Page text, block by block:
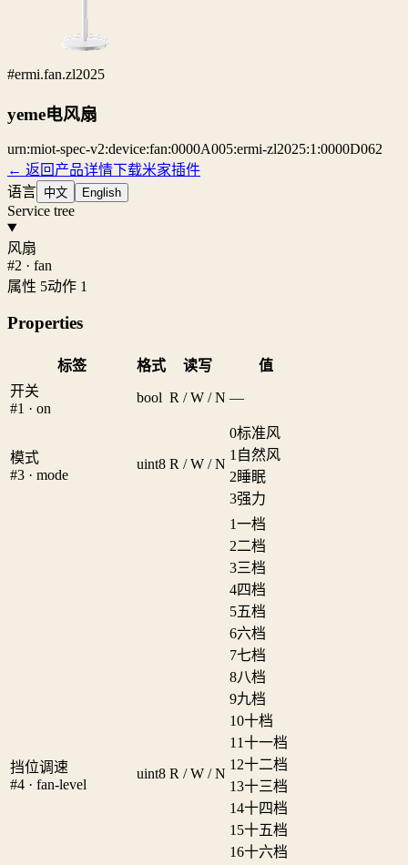
#ermi.fan.zl2025
yeme电风扇
urn:miot-spec-v2:device:fan:0000A005:ermi-zl2025:1:0000D062
← 返回产品详情下载米家插件
语言 中文 English
Service tree
风扇
#2 · fan
属性 5动作 1
Properties
标签 格式 读写
值
开关
#1 · on
bool R / W / N —
模式
#3 · mode
uint8 R / W / N
0标准风
1 自然风
2睡眠
3强力
挡位调速
#4 · fan-level
uint8 R / W / N
1一档
2二档
3三档
4四档
5五档
6六档
7七档
8八档
9九档
10十档
11十一档
12十二档
13十三档
14十四档
15十五档
16十六档